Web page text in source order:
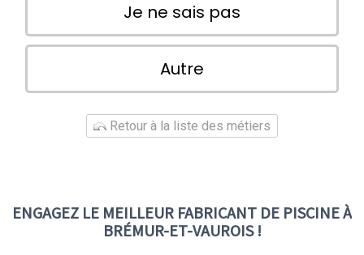
Je ne sais pas
Autre
Retour à la liste des métiers
ENGAGEZ LE MEILLEUR FABRICANT DE PISCINE À
BRÉMUR-ET-VAUROIS !